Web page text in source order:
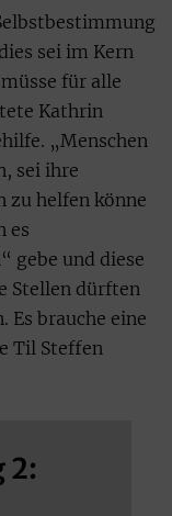
sei im Kern
für alle
Kathrin
„Menschen
sei ihre
zu helfen könne
es
gebe und diese
Stellen dürften
Es brauche eine
Til Steffen
2: